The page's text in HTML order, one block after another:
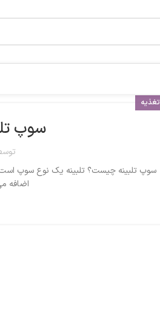
تغذیه
سوپ
سوپ تلبینه چیست؟ تلبینه یک نوع سوپ
اضافه